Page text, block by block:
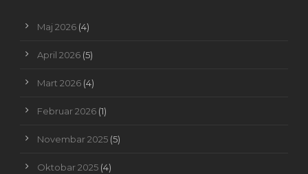
Maj 2026 (4)
April 2026 (5)
Mart 2026 (4)
Februar 2026 (1)
Novembar 2025 (5)
Oktobar 2025 (4)